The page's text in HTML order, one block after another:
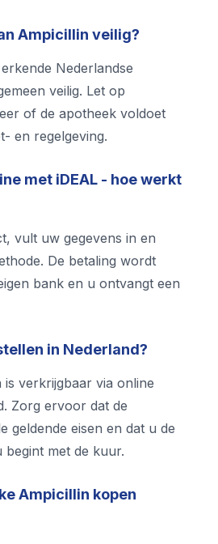
Ampicillin veilig?
Nederlandse
veilig. Let op
of de apotheek voldoet
en regelgeving.
met iDEAL - hoe werkt
vult uw gegevens in en
De betaling wordt
bank en u ontvangt een
in Nederland?
verkrijgbaar via online
Zorg ervoor dat de
geldende eisen en dat u de
begint met de kuur.
Ampicillin kopen